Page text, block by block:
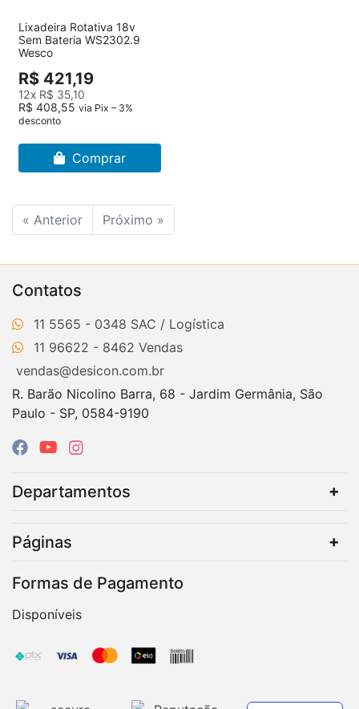
Lixadeira Rotativa 18v
Sem Bateria WS2302.9
Wesco
R$ 421,19
12x R$ 35,10
R$ 408,55 via Pix – 3%
desconto
Comprar
« Anterior Próximo »
Contatos
11 5565 - 0348
11 96622 - 8462
vendas@desicon.com.br
R. Barão Nicolino Barra, 68 - Jardim Germânia, São
Paulo - SP, 0584-9190
Departamentos
Páginas
Formas de Pagamento
Disponíveis